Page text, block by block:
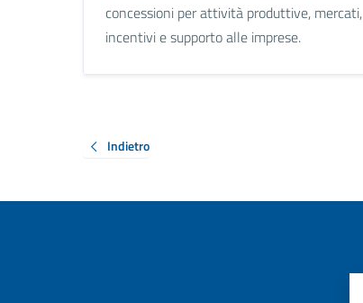
concessioni per attività produttive, mercati,
incentivi e supporto alle imprese.
Indietro